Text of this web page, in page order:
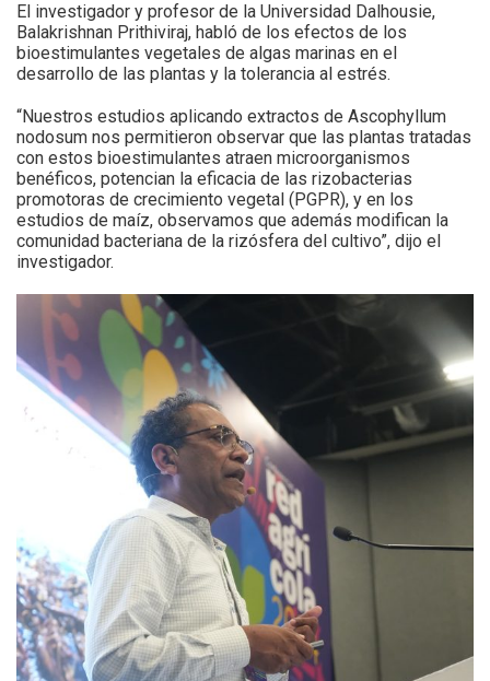
El investigador y profesor de la Universidad Dalhousie,
Balakrishnan Prithiviraj, habló de los efectos de los
bioestimulantes vegetales de algas marinas en el
desarrollo de las plantas y la tolerancia al estrés.
“Nuestros estudios aplicando extractos de Ascophyllum
nodosum nos permitieron observar que las plantas tratadas
con estos bioestimulantes atraen microorganismos
benéficos, potencian la eficacia de las rizobacterias
promotoras de crecimiento vegetal (PGPR), y en los
estudios de maíz, observamos que además modifican la
comunidad bacteriana de la rizósfera del cultivo”, dijo el
investigador.